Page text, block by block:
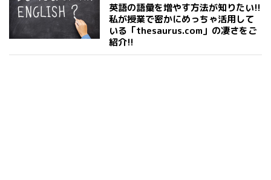
英語の語彙を増やす方法が知りたい!!
私が授業で密かにめっちゃ活用して
いる「thesaurus.com」の凄さをご
紹介!!